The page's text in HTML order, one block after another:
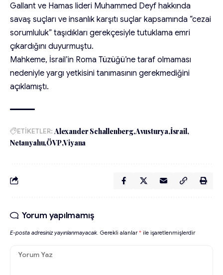
Gallant ve Hamas lideri Muhammed Deyf hakkında
savaş suçları ve insanlık karşıtı suçlar kapsamında “cezai
sorumluluk” taşıdıkları gerekçesiyle tutuklama emri
çıkardığını duyurmuştu.
Mahkeme, İsrail’in Roma Tüzüğü’ne taraf olmaması
nedeniyle yargı yetkisini tanımasının gerekmediğini
açıklamıştı.
ETİKETLER: Alexander Schallenberg Avusturya İsrail
Netanyahu ÖVP Viyana
Yorum yapılmamış
E-posta adresiniz yayınlanmayacak. Gerekli alanlar* ile işaretlenmişlerdir